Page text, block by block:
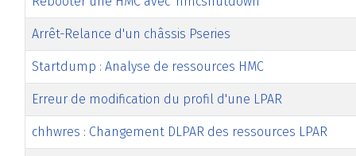
Arrêt-Relance d'un châssis Pseries
Startdump : Analyse de ressources HMC
Erreur de modification du profil d'une LPAR
chhwres : Changement DLPAR des ressources LPAR